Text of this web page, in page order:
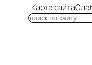
Карта сайта
Поиск